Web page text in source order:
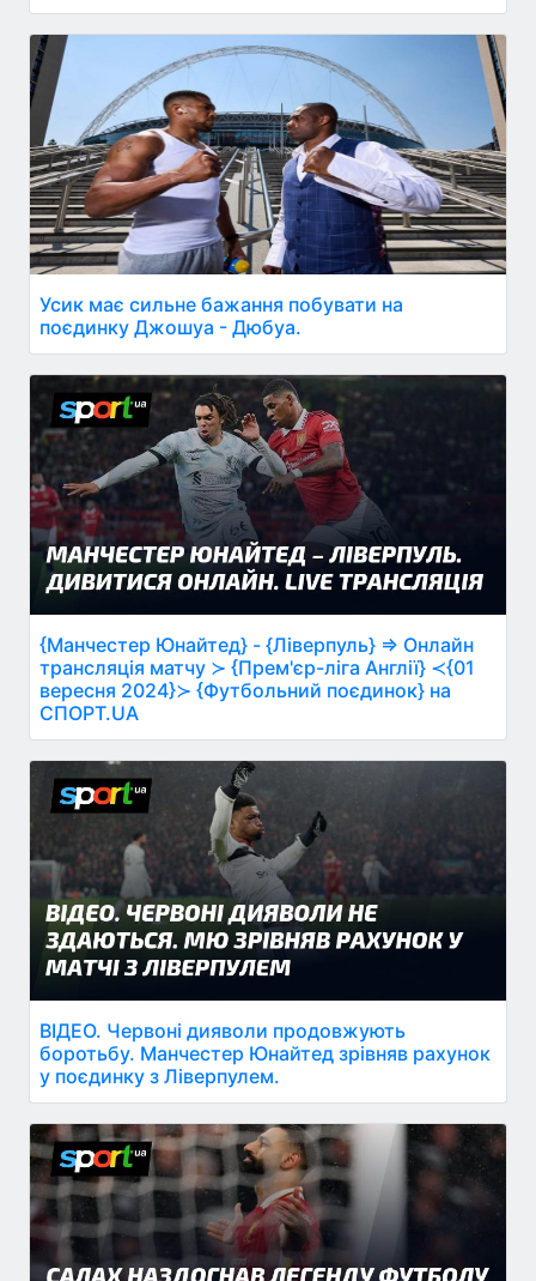
Усик має сильне бажання побувати на
поєдинку Джошуа - Дюбуа.
{Манчестер Юнайтед} - {Ліверпуль} ⇒ Онлайн
трансляція матчу ≻ {Прем'єр-ліга Англії} ≺{01
вересня 2024}≻ {Футбольний поєдинок} на
СПОРТ.UA
ВІДЕО. Червоні дияволи продовжують
боротьбу. Манчестер Юнайтед зрівняв рахунок
у поєдинку з Ліверпулем.